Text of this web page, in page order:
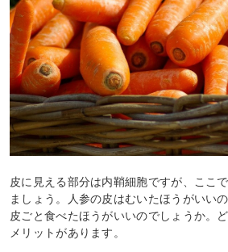
皮に見える部分は内鞘細胞ですが、ここ
ましょう。人参の皮はむいたほうがいい
皮ごと食べたほうがいいのでしょうか。
メリットがあります。